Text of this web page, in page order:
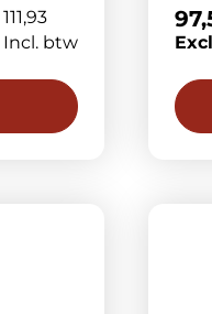
111,93
Incl. btw